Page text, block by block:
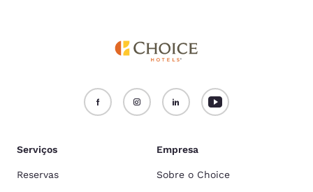
Serviços
Reservas
Empresa
Sobre o Choice